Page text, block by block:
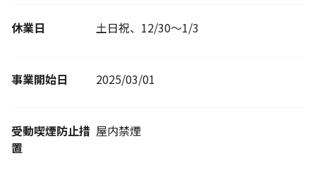
休業日 土日祝、12/30～1/3
事業開始日 2025/03/01
受動喫煙防止措
置
屋内禁煙